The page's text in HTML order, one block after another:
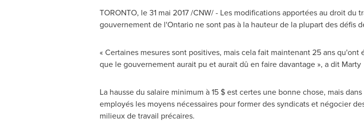
TORONTO, le 31 mai 2017 /CNW/ - Les modifications apportées au droit
gouvernement de l'Ontarione sont pas à la hauteur de la plupart des défis
« Certaines mesures sont positives, mais cela fait maintenant 25 ans
que le gouvernement aurait pu et aurait dû en faire davantage », a dit
La hausse du salaire minimum à 15 $ est certes une bonne chose, mais
employés les moyens nécessaires pour former des syndicats et négocier
milieux de travail précaires.